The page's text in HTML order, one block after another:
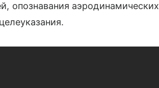
опознавания аэродинамических